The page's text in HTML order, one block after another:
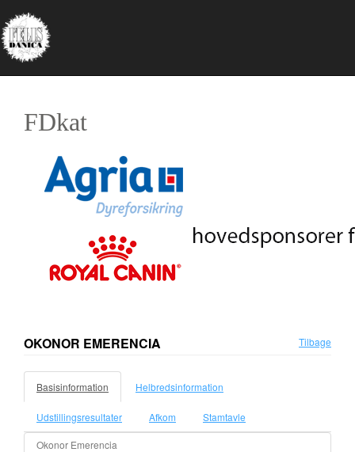
FDkat
OKONOR EMERENCIA Tilbage
Basisinformation Helbredsinformation
Udstillingsresultater Afkom Stamtavle
Okonor Emerencia